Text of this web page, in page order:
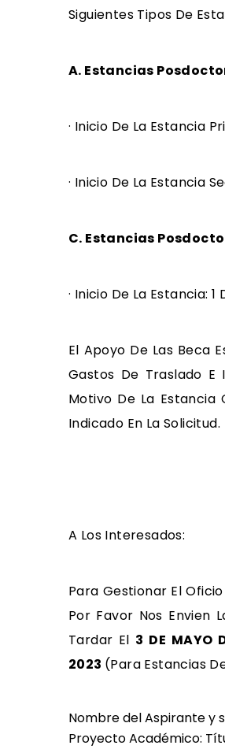
Siguientes Tipos De
A. Estancias
· Inicio De La Estancia
· Inicio De La Estancia
C. Estancias
· Inicio De La Estancia:
El Apoyo De Las Beca
Gastos De Traslado E
Motivo De La Estancia
Indicado En La Solicitud.
A Los Interesados:
Para Gestionar El
Por Favor Nos Envien
Tardar El 3 DE MAYO
2023 (para Estancias
Nombre del Aspirante y
Proyecto Académico: